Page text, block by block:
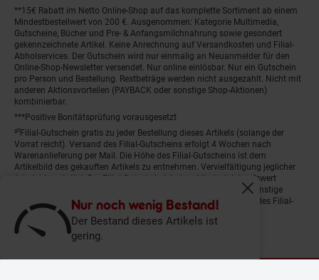
Nur noch wenig Bestand!
Der Bestand dieses Artikels ist
gering.
Fenster
**15€ Rabatt im Netto Online-Shop auf das komplette Sortiment ab einem
Mindestbestellwert von 200 €. Ausgenommen: Kategorie Multimedia,
Gutscheine, Bücher und Pre- & Anfangsmilchnahrung sowie gesondert
gekennzeichnete Artikel. Keine Anrechnung auf Versandkosten und Filial-
Abholservices. Der Gutschein wird nur einmalig an Neuanmelder für den
Online-Shop-Newsletter versendet. Nur online einlösbar. Nur ein Gutschein
pro Person und Bestellung. Restbeträge werden nicht ausgezahlt. Nicht mit
anderen Aktionsvorteilen (PAYBACK oder sonstige Shop-Aktionen)
kombinierbar.
***Positive Bonitätsprüfung vorausgesetzt
²⁰Filial-Gutschein gratis zu jeder Bestellung dieses Artikels (solange der
Vorrat reicht). Versand des Filial-Gutscheins erfolgt 4 Wochen nach
Warenanlieferung per Mail. Die Höhe des Filial-Gutscheins ist dem
Artikelbild des gekauften Artikels zu entnehmen. Vervielfältigung jeglicher
Art nicht gestattet. Der Filial-Gutschein ist ohne Mindesteinkaufswert
einlösbar. Nicht mit anderen Aktionsvorteilen (PAYBACK oder sonstige
Shop-Aktionen) kombinierbar. Der jeweilige Gültigkeitszeitraum des Filial-
Gutscheins ist darauf vermerkt.